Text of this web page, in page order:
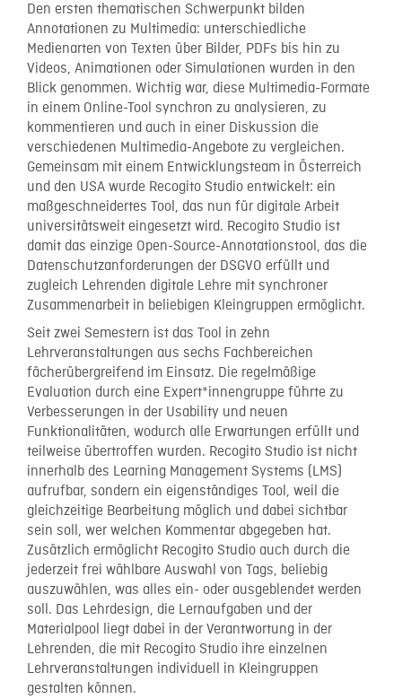
Den ersten thematischen Schwerpunkt bilden
Annotationen zu Multimedia: unterschiedliche
Medienarten von Texten über Bilder, PDFs bis hin zu
Videos, Animationen oder Simulationen wurden in den
Blick genommen. Wichtig war, diese Multimedia-Formate
in einem Online-Tool synchron zu analysieren, zu
kommentieren und auch in einer Diskussion die
verschiedenen Multimedia-Angebote zu vergleichen.
Gemeinsam mit einem Entwicklungsteam in Österreich
und den USA wurde Recogito Studio entwickelt: ein
maßgeschneidertes Tool, das nun für digitale Arbeit
universitätsweit eingesetzt wird. Recogito Studio ist
damit das einzige Open-Source-Annotationstool, das die
Datenschutzanforderungen der DSGVO erfüllt und
zugleich Lehrenden digitale Lehre mit synchroner
Zusammenarbeit in beliebigen Kleingruppen ermöglicht.
Seit zwei Semestern ist das Tool in zehn
Lehrveranstaltungen aus sechs Fachbereichen
fächerübergreifend im Einsatz. Die regelmäßige
Evaluation durch eine Expert*innengruppe führte zu
Verbesserungen in der Usability und neuen
Funktionalitäten, wodurch alle Erwartungen erfüllt und
teilweise übertroffen wurden. Recogito Studio ist nicht
innerhalb des Learning Management Systems (LMS)
aufrufbar, sondern ein eigenständiges Tool, weil die
gleichzeitige Bearbeitung möglich und dabei sichtbar
sein soll, wer welchen Kommentar abgegeben hat.
Zusätzlich ermöglicht Recogito Studio auch durch die
jederzeit frei wählbare Auswahl von Tags, beliebig
auszuwählen, was alles ein- oder ausgeblendet werden
soll. Das Lehrdesign, die Lernaufgaben und der
Materialpool liegt dabei in der Verantwortung in der
Lehrenden, die mit Recogito Studio ihre einzelnen
Lehrveranstaltungen individuell in Kleingruppen
gestalten können.